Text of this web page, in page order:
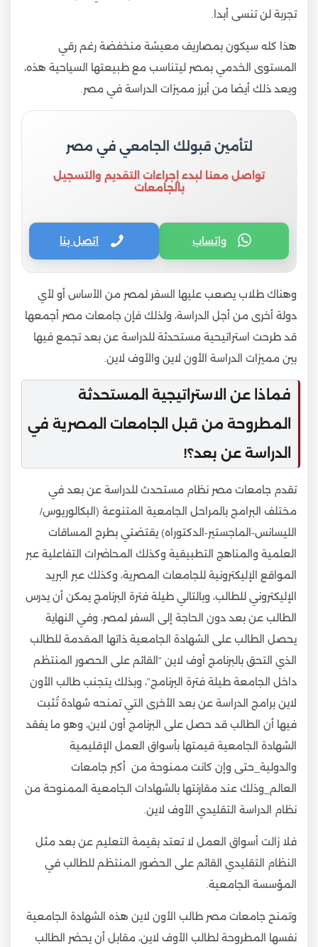
تجربة لن تنسى أبدا.
هذا كله سيكون بمصاريف معيشة منخفضة رغم رقي
المستوى الخدمي بمصر ليتناسب مع طبيعتها السياحية هذه،
ويعد ذلك أيضا من أبرز مميزات الدراسة في مصر.
لتأمين قبولك الجامعي في مصر
تواصل معنا لبدء إجراءات التقديم والتسجيل
بالجامعات
واتساب اتصل بنا
وهناك طلاب يصعب عليها السفر لمصر من الأساس أو لأي
دولة أخرى من أجل الدراسة، ولذلك فإن جامعات مصر أجمعها
قد طرحت استراتيحية مستحدثة للدراسة عن بعد تجمع فيها
بين مميزات الدراسة الأون لاين والأوف لاين.
فماذا عن الاستراتيجية المستحدثة
المطروحة من قبل الجامعات المصرية في
الدراسة عن بعد؟!
تقدم جامعات مصر نظام مستحدث للدراسة عن بعد في
مختلف البرامج بالمراحل الجامعية المتنوعة (البكالوريوس/
الليسانس-الماجستير-الدكتوراه) يقتضتي بطرح المساقات
العلمية والمناهج التطبيقية وكذلك المحاضرات التفاعلية عبر
المواقع الإليكترونية للجامعات المصرية، وكذلك عبر البريد
الإليكتروني للطالب، وبالتالي طيلة فترة البرنامج يمكن أن يدرس
الطالب عن بعد دون الحاجة إلى السفر لمصر، وفي النهاية
يحصل الطالب على الشهادة الجامعية ذاتها المقدمة للطالب
الذي التحق بالبرنامج أوف لاين “القائم على الحصور المنتظم
داخل الجامعة طيلة فترة البرنامج”، وبذلك يتجنب طالب الأون
لاين برامج الدراسة عن بعد الأخرى التي تمنحه شهادة تُثبت
فيها أن الطالب قد حصل على البرنامج أون لاين، وهو ما يفقد
الشهادة الجامعية قيمتها بأسواق العمل الإقليمية
والدولية_حتى وإن كانت ممنوحة من أكبر جامعات
العالم_وذلك عند مقارنتها بالشهادات الجامعية الممنوحة من
نظام الدراسة التقليدي الأوف لاين.
فلا زالت أسواق العمل لا تعتد بقيمة التعليم عن بعد مثل
النظام التقليدي القائم على الحضور المنتظم للطالب في
المؤسسة الجامعية.
وتمنح جامعات مصر طالب الأون لاين هذه الشهادة الجامعية
نفسها المطروحة لطالب الأوف لاين، مقابل أن يحضر الطالب